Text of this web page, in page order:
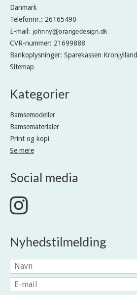
Danmark
Telefonnr.: 26165490
E-mail :
CVR-nummer: 21699888
Bankoplysninger: Sparekassen Kronjylland
Sitemap
Kategorier
Bamsemodeller
Bamsematerialer
Print og kopi
Se mere
Social media
Nyhedstilmelding